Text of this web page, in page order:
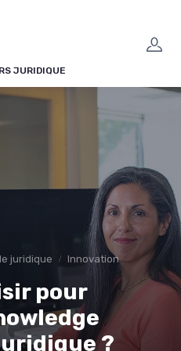
JURIDIQUE
juridique Innovation
pour
?